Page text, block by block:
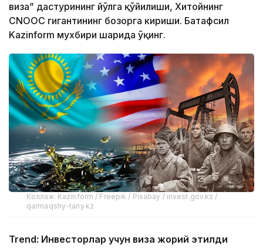
виза” дастурининг йўлга қўйилиши, Хитойнинг
CNOOC гигантининг бозорга кириши. Батафсил
Kazinform мухбири шарҳида ўқинг.
Коллаж: Kazinform / Freepik / Pixabay / invest.gov.kz /
qarmaqshy-tany.kz
Trend: Инвесторлар учун виза жорий этилди